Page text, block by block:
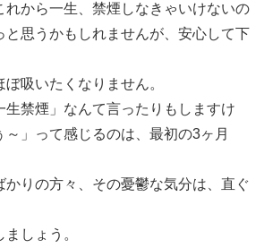
れから一生、禁煙しなきゃいけないの
と思うかもしれませんが、安心して下
吸いたくなりません。
生禁煙」なんて言ったりもしますけ
～」って感じるのは、最初の3ヶ月
かりの方々、その憂鬱な気分は、直ぐ
しょう。